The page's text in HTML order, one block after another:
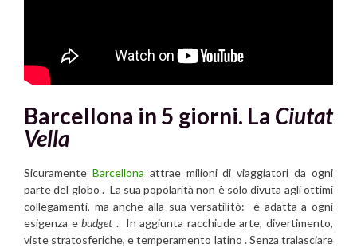
Barcellona in 5 giorni. La Ciutat
Vella
Sicuramente Barcellona attrae milioni di viaggiatori da ogni
parte del globo . La sua popolarità non è solo divuta agli ottimi
collegamenti, ma anche alla sua versatilitò: è adatta a ogni
esigenza ebudget . In aggiunta racchiude arte, divertimento,
viste stratosferiche, e temperamento latino . Senza tralasciare